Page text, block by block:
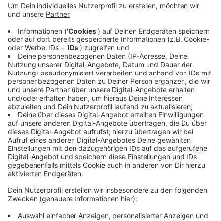
Rhein Ruhr plane ab 2028 sowieso mit
batteriebetriebenen Zügen. Die S7 verbindet
Wuppertal mit Remscheid und Solingen. Vor allem
für Menschen in Ronsdorf sei die Bahnstrecke eine
gute Alternative zum Busverkehr. Eine
Elektrifizierung hätte jetzt schon die
Beschleunigung der Züge verbessert und
Verspätungen reduziert, so die Grünen.
Veröffentlicht:Dienstag, 06.04.2021 13:43
Anzeige